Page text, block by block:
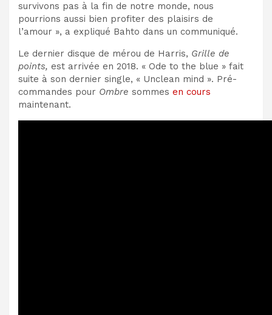
survivons pas à la fin de notre monde, nous
pourrions aussi bien profiter des plaisirs de
l’amour », a expliqué Bahto dans un communiqué.
Le dernier disque de mérou de Harris, Grille de
points, est arrivée en 2018. « Ode to the blue » fait
suite à son dernier single, « Unclean mind ». Pré-
commandes pour Ombre sommes en cours
maintenant.